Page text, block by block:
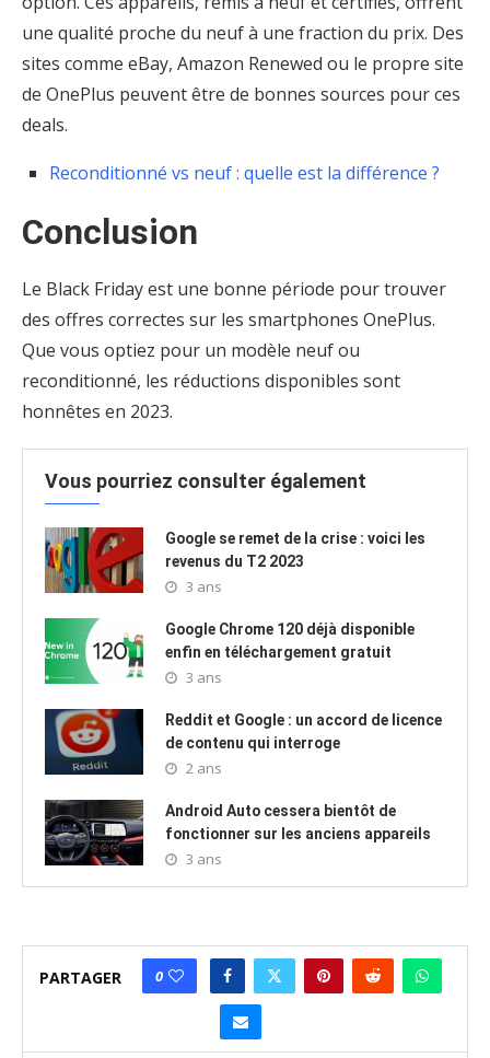
une qualité proche du neuf à une fraction du prix. Des
sites comme eBay, Amazon Renewed ou le propre site
de OnePlus peuvent être de bonnes sources pour ces
deals.
Reconditionné vs neuf : quelle est la différence ?
Conclusion
Le Black Friday est une bonne période pour trouver
des offres correctes sur les smartphones OnePlus.
Que vous optiez pour un modèle neuf ou
reconditionné, les réductions disponibles sont
honnêtes en 2023.
Vous pourriez consulter également
Google se remet de la crise : voici les
revenus du T2 2023
3 ans
Google Chrome 120 déjà disponible
enfin en téléchargement gratuit
3 ans
Reddit et Google : un accord de licence
de contenu qui interroge
2 ans
Android Auto cessera bientôt de
fonctionner sur les anciens appareils
3 ans
PARTAGER 0